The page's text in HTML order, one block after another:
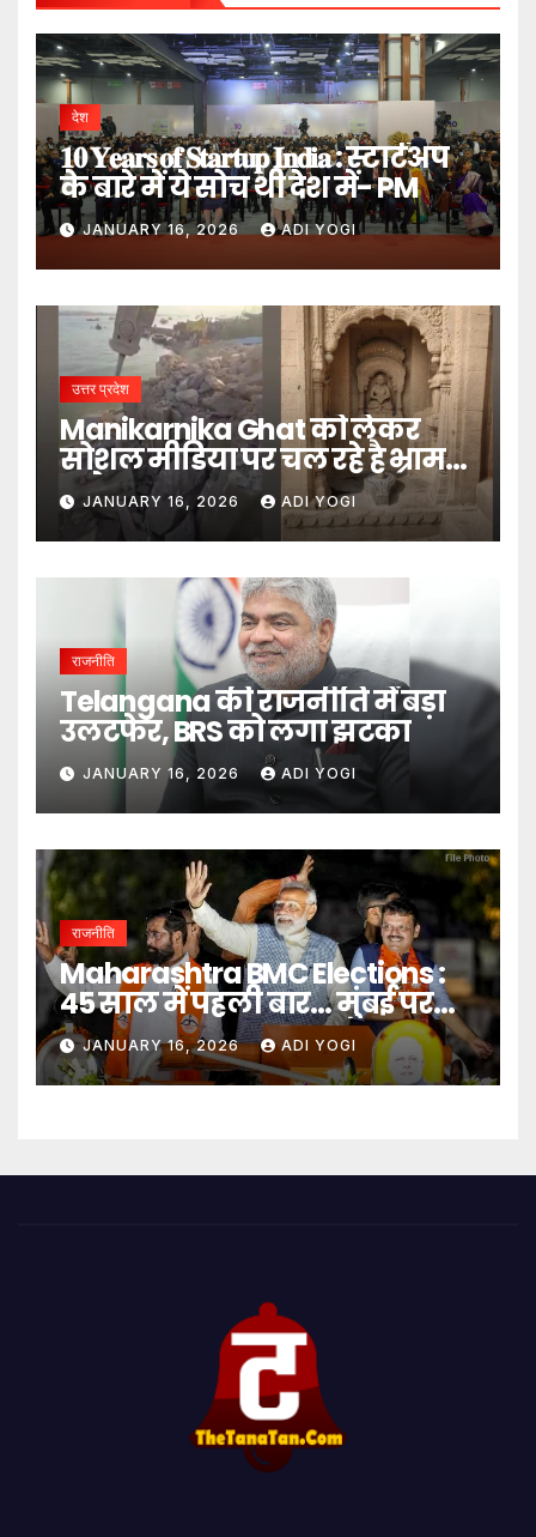
देश
𝟏𝟎 𝐘𝐞𝐚𝐫𝐬 𝐨𝐟 𝐒𝐭𝐚𝐫𝐭𝐮𝐩 𝐈𝐧𝐝𝐢𝐚 : स्टार्टअप
के बारे में ये सोच थी देश में- PM
JANUARY 16, 2026 ADI YOGI
उत्तर प्रदेश
Manikarnika Ghat को लेकर
सोशल मीडिया पर चल रहे है भ्रामक
दावे- DM
JANUARY 16, 2026 ADI YOGI
राजनीति
Telangana की राजनीति में बड़ा
उलटफेर, BRS को लगा झटका
JANUARY 16, 2026 ADI YOGI
राजनीति
Maharashtra BMC Elections :
45 साल में पहली बार… मुंबई पर
बादशाहत
JANUARY 16, 2026 ADI YOGI